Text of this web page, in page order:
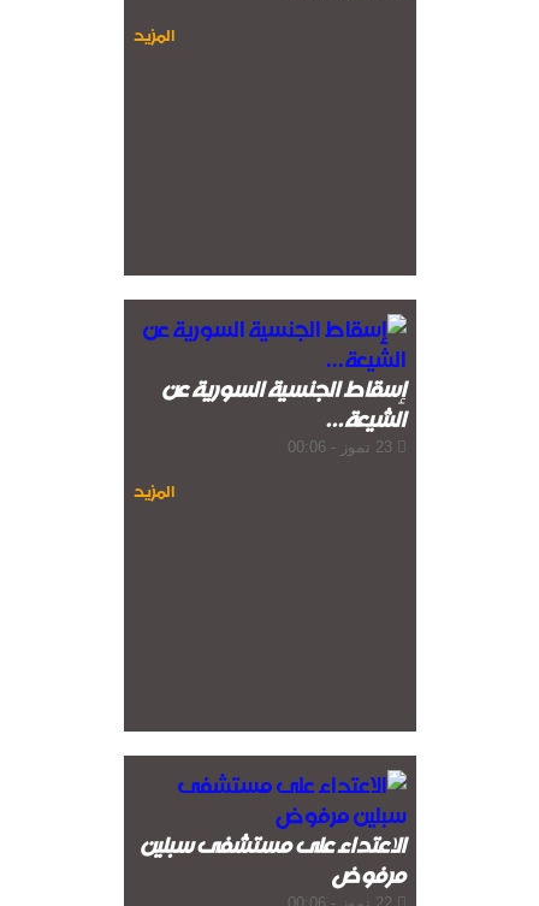
المزيد
إسقاط الجنسية السورية عن
الشيعة...
المزيد
الاعتداء على مستشفى سبلين
مرفوض